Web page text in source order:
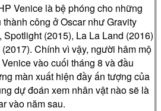
Venice là bệ phóng cho những
công ở Oscar như Gravity
(2015), La La Land (2016)
Chính vì vậy, người hâm mộ
vào cuối tháng 8 và đầu
màn xuất hiện đầy ấn tượng của
dự đoán xem nhân vật nào sẽ là
vào năm sau.